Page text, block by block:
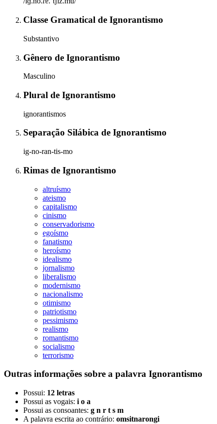
Classe Gramatical de Ignorantismo
Substantivo
Gênero de Ignorantismo
Masculino
Plural de Ignorantismo
ignorantismos
Separação Silábica de Ignorantismo
ig-no-ran-tis-mo
Rimas de Ignorantismo
altruísmo
ateismo
capitalismo
cinismo
conservadorismo
egoísmo
fanatismo
heroísmo
idealismo
jornalismo
liberalismo
modernismo
nacionalismo
otimismo
patriotismo
pessimismo
realismo
romantismo
socialismo
terrorismo
Outras informações sobre a palavra Ignorantismo
Possui: 12 letras
Possui as vogais: i o a
Possui as consoantes: g n r t s m
A palavra escrita ao contrário: omsitnarongi